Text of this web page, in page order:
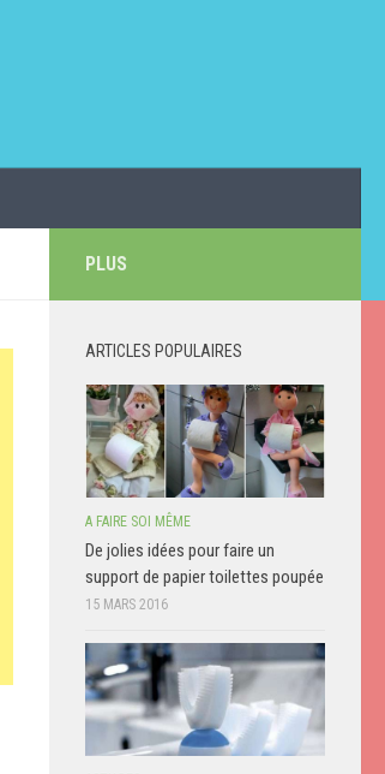
PLUS
ARTICLES POPULAIRES
A FAIRE SOI MÊME
De jolies idées pour faire un
support de papier toilettes poupée
15 MARS 2016